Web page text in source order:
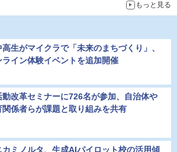
もっと見る
高生がマイクラで「未来のまちづくり」、
ライン体験イベントを追加開催
動改革セミナーに726名が参加、自治体や
関係者らが課題と取り組みを共有
カミノルタ、生成AIパイロット校の活用傾